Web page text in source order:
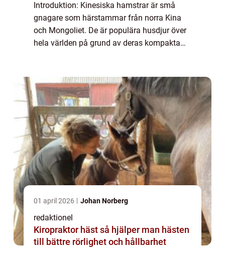
Introduktion: Kinesiska hamstrar är små
gnagare som härstammar från norra Kina
och Mongoliet. De är populära husdjur över
hela världen på grund av deras kompakta
kommer vi...
01 april 2026 Johan Norberg
redaktionel
Kiropraktor häst så hjälper man hästen
till bättre rörlighet och hållbarhet